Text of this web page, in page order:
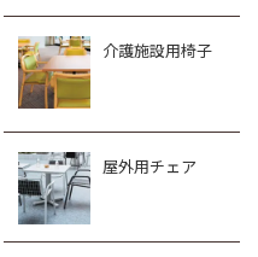
介護施設用椅子
屋外用チェア